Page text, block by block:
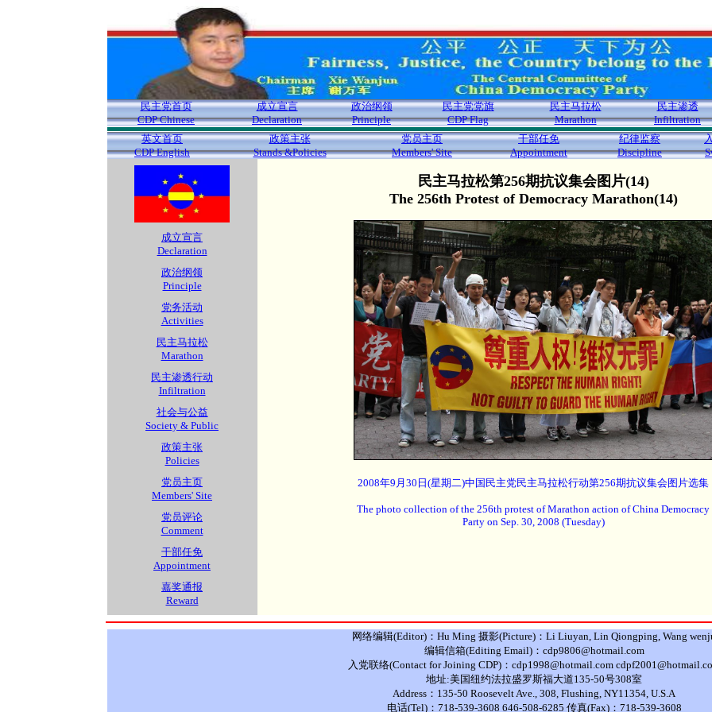
民主党首页
CDP Chinese
成立宣言
Declaration
政治纲领
Principle
民主党党旗
CDP Flag
民主马拉松
Marathon
民主渗透
Infiltration
英文首页
CDP English
政策主张
Stands &Policies
党员主页
Members' Site
干部任免
Appointment
纪律监察
Discipline
成立宣言
Declaration
政治纲领
Principle
党务活动
Activities
民主马拉松
Marathon
民主渗透行动
Infiltration
社会与公益
Society & Public
政策主张
Policies
党员主页
Members' Site
党员评论
Comment
干部任免
Appointment
嘉奖通报
Reward
民主马拉松第256期抗议集会图片(14)
The 256th Protest of Democracy Marathon(14)
2008年9月30日(星期二)中国民主党民主马拉松行动第256期抗议集会图片选集
The photo collection of the 256th protest of Marathon action of China Democracy
Party on Sep. 30, 2008 (Tuesday)
网络编辑(Editor)：Hu Ming 摄影(Picture)：Li Liuyan, Lin Qiongping, Wang
编辑信箱(Editing Email)：cdp9806@hotmail.com
入党联络(Contact for Joining CDP)：cdp1998@hotmail.com
地址:美国纽约法拉盛罗斯福大道135-50号308室
Address：135-50 Roosevelt Ave., 308, Flushing, NY11354, U.S.A
电话(Tel)：718-539-3608 646-508-6285 传真(Fax)：718-539-3608